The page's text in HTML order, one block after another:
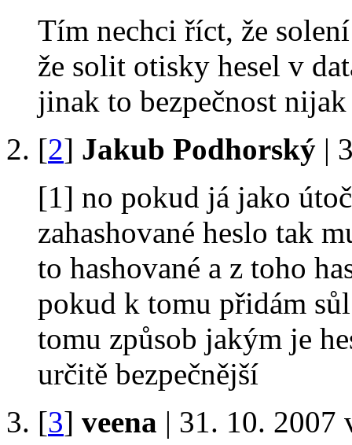
Tím nechci říct, že
že solit otisky hesel v
jinak to bezpečnost
[2] Jakub Podhorský |
[1] no pokud já jako
zahashované heslo tak
to hashované a z toho
pokud k tomu přidám
tomu způsob jakým je
určitě bezpečnější
[3] veena | 31. 10. 2007